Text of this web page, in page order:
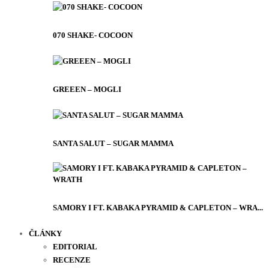
070 SHAKE- COCOON
GREEEN – MOGLI
SANTA SALUT – SUGAR MAMMA
SAMORY I FT. KABAKA PYRAMID & CAPLETON – WRA...
ČLÁNKY
EDITORIAL
RECENZE